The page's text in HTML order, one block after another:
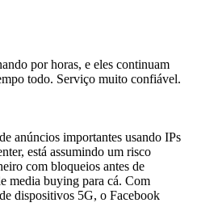
por horas, e eles continuam
todo. Serviço muito confiável.
anúncios importantes usando IPs
está assumindo um risco
com bloqueios antes de
media buying para cá. Com
dispositivos 5G, o Facebook